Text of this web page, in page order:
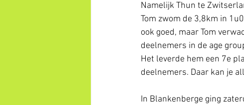
Namelijk Thun te
Tom zwom de 3,8km in
ook goed, maar Tom
deelnemers in de age
Het leverde hem een 7e
deelnemers. Daar kan je
In Blankenberge ging